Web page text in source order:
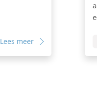
Lees meer